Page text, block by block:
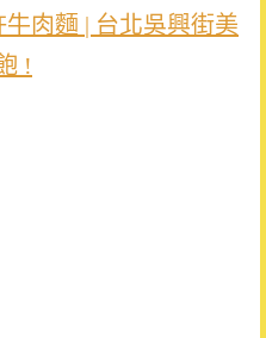
肉麵 | 台北吳興街美
!